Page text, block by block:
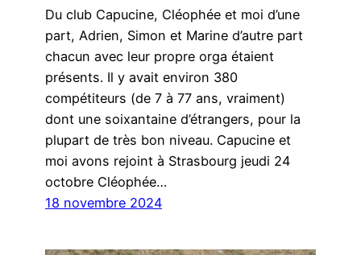
Du club Capucine, Cléophée et moi d’une
part, Adrien, Simon et Marine d’autre part
chacun avec leur propre orga étaient
présents. Il y avait environ 380
compétiteurs (de 7 à 77 ans, vraiment)
dont une soixantaine d’étrangers, pour la
plupart de très bon niveau. Capucine et
moi avons rejoint à Strasbourg jeudi 24
octobre Cléophée…
18 novembre 2024